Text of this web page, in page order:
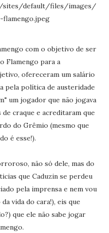
com o objetivo de ser
Flamengo para a
ofereceram um salário
pela política de austeridade
um jogador que não jogava
craque e acreditaram que
do Grêmio (mesmo que
é esse!).
não só dele, mas do
que Caduzin se perdeu
pela imprensa e nem vou
vida do cara!), eis que
que ele não sabe jogar